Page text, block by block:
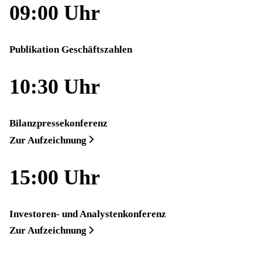
09:00 Uhr
Publikation Geschäftszahlen
10:30 Uhr
Bilanzpressekonferenz
Zur Aufzeichnung
15:00 Uhr
Investoren- und Analystenkonferenz
Zur Aufzeichnung